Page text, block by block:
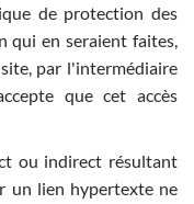
de protection des
qui en seraient faites,
par l'intermédiaire
que cet accès
ou indirect résultant
un lien hypertexte ne